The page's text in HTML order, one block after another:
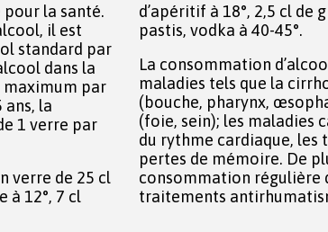
pour la santé.
il est
standard par
dans la
maximum par
ans, la
1 verre par
verre de 25 cl
à 12°, 7 cl
d’apéritif à 18°, 2,5 cl de
pastis, vodka à 40-45°.
La consommation
maladies tels que la
(bouche, pharynx,
(foie, sein); les maladies
du rythme cardiaque, les
pertes de mémoire. De
consommation régulière
traitements